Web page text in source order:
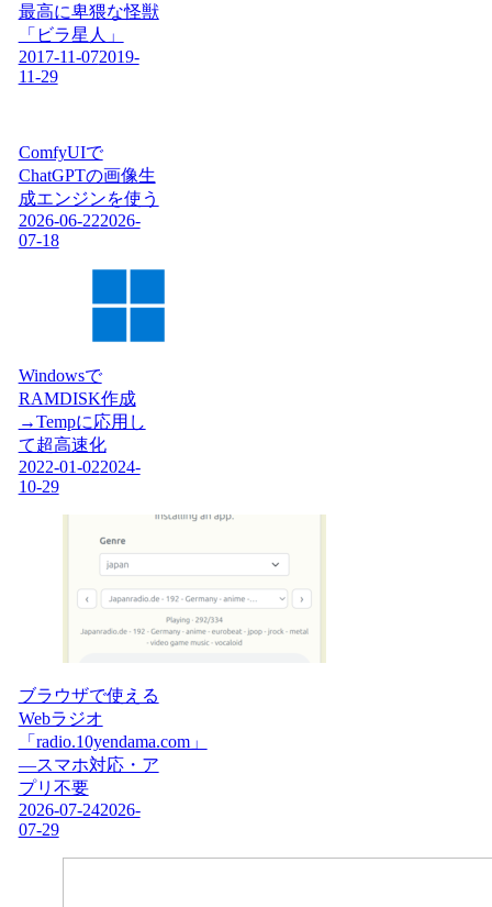
最高に卑猥な怪獣
「ビラ星人」
2017-11-072019-
11-29
ComfyUIで
ChatGPTの画像生
成エンジンを使う
2026-06-222026-
07-18
Windowsで
RAMDISK作成
→Tempに応用し
て超高速化
2022-01-022024-
10-29
ブラウザで使える
Webラジオ
「radio.10yendama.com」
―スマホ対応・ア
プリ不要
2026-07-242026-
07-29